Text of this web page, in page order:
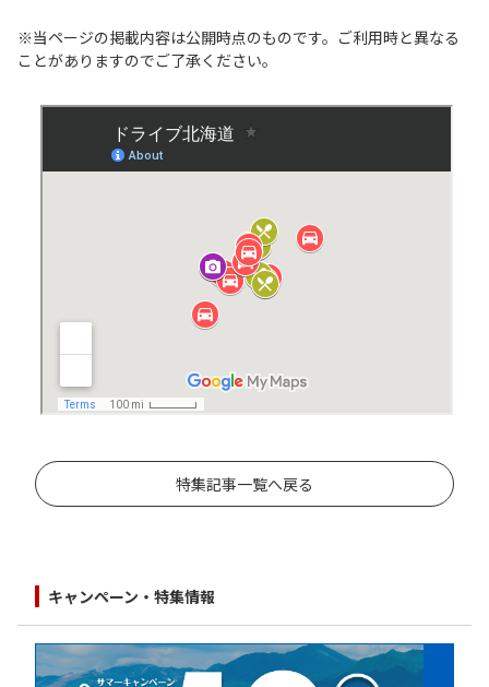
※当ページの掲載内容は公開時点のものです。ご利用時と異なる
ことがありますのでご了承ください。
特集記事一覧へ戻る
キャンペーン・特集情報